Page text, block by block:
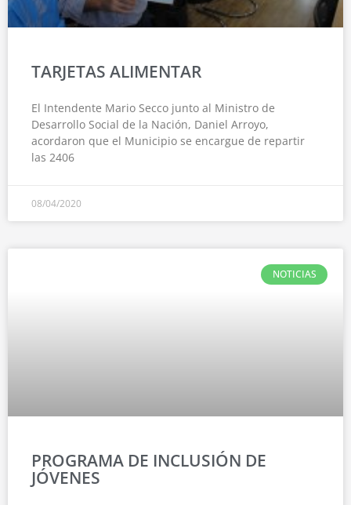
TARJETAS ALIMENTAR
El Intendente Mario Secco junto al Ministro de
Desarrollo Social de la Nación, Daniel Arroyo,
acordaron que el Municipio se encargue de repartir
las 2406
08/04/2020
NOTICIAS
PROGRAMA DE INCLUSIÓN DE
JÓVENES